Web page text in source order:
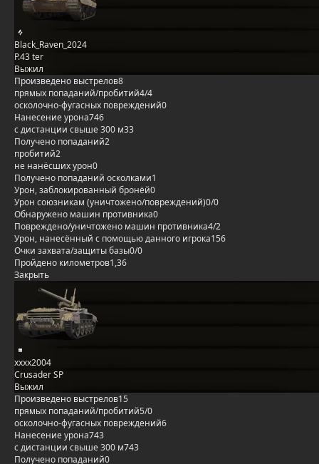
Black_Raven_2024
P.43 ter
Выжил
Произведено выстрелов8
прямых попаданий/пробитий4/4
осколочно-фугасных повреждений0
Нанесение урона746
с дистанции свыше 300 м33
Получено попаданий2
пробитий2
не нанёсших урон0
Получено попаданий осколками1
Урон, заблокированный бронёй0
Урон союзникам (уничтожено/повреждений)0/0
Обнаружено машин противника0
Повреждено/уничтожено машин противника4/2
Урон, нанесённый с помощью данного игрока156
Очки захвата/защиты базы0/0
Пройдено километров1,36
Закрыть
xxxx2004
Crusader SP
Выжил
Произведено выстрелов15
прямых попаданий/пробитий5/0
осколочно-фугасных повреждений6
Нанесение урона743
с дистанции свыше 300 м743
Получено попаданий0